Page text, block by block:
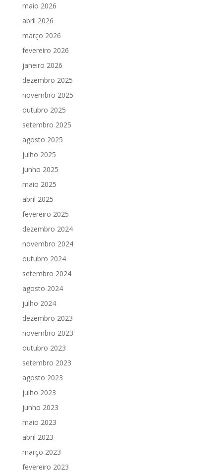
maio 2026
abril 2026
março 2026
fevereiro 2026
janeiro 2026
dezembro 2025
novembro 2025
outubro 2025
setembro 2025
agosto 2025
julho 2025
junho 2025
maio 2025
abril 2025
fevereiro 2025
dezembro 2024
novembro 2024
outubro 2024
setembro 2024
agosto 2024
julho 2024
dezembro 2023
novembro 2023
outubro 2023
setembro 2023
agosto 2023
julho 2023
junho 2023
maio 2023
abril 2023
março 2023
fevereiro 2023